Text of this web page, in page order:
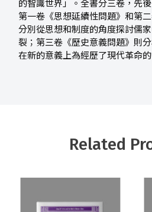
的智識世界」。全書分三卷，先後
第一卷《思想延續性問題》和第
分別從思想和制度的角度探討儒
裂；第三卷《歷史意義問題》則
在新的意義上為經歷了現代革命
Related